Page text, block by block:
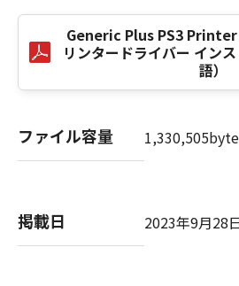
Tokyo 146-8501, Japan.
本条項中で使用される"the
本契約書中で定義される「本
意味し、指し示すものとします
本契約書のいずれかの条項ま
律により無効であると決定さ
Generic Plus PS3
リンタードライバー イン
語）
ファイル容量 1,330,505byte
掲載日 2023年9月28